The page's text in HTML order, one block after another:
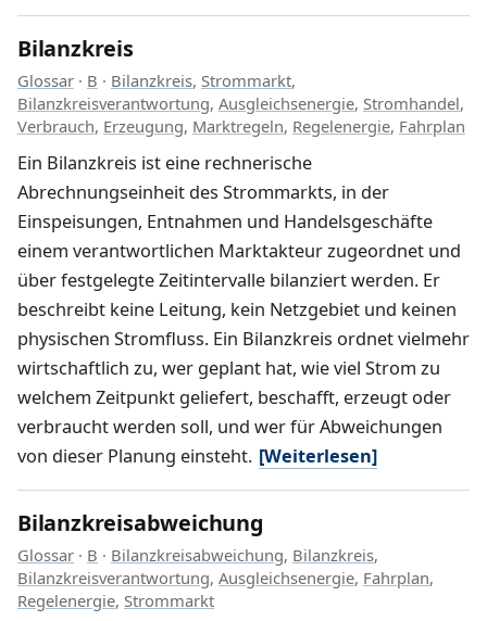
Bilanzkreis
Glossar · B · Bilanzkreis, Strommarkt,
Bilanzkreisverantwortung, Ausgleichsenergie, Stromhandel,
Verbrauch, Erzeugung, Marktregeln, Regelenergie, Fahrplan
Ein Bilanzkreis ist eine rechnerische
Abrechnungseinheit des Strommarkts, in der
Einspeisungen, Entnahmen und Handelsgeschäfte
einem verantwortlichen Marktakteur zugeordnet und
über festgelegte Zeitintervalle bilanziert werden. Er
beschreibt keine Leitung, kein Netzgebiet und keinen
physischen Stromfluss. Ein Bilanzkreis ordnet vielmehr
wirtschaftlich zu, wer geplant hat, wie viel Strom zu
welchem Zeitpunkt geliefert, beschafft, erzeugt oder
verbraucht werden soll, und wer für Abweichungen
von dieser Planung einsteht. [Weiterlesen]
Bilanzkreisabweichung
Glossar · B · Bilanzkreisabweichung, Bilanzkreis,
Bilanzkreisverantwortung, Ausgleichsenergie, Fahrplan,
Regelenergie, Strommarkt